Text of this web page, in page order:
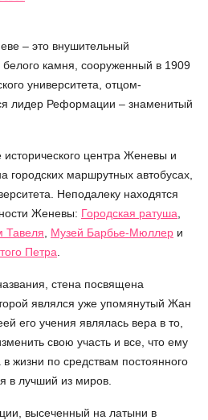
– это внушительный
камня, сооруженный в 1909
университета, отцом-
лидер Реформации – знаменитый
центра Женевы и
городских маршрутных автобусах,
Неподалеку находятся
Женевы: Городская ратуша
Тавеля Музей Барбье-Мюллер и
Петра
стена посвящена
являлся уже упомянутый Жан
его учения являлась вера в то,
свою участь и все, что ему
в жизни по средствам постоянного
в лучший из миров.
высеченный на латыни в